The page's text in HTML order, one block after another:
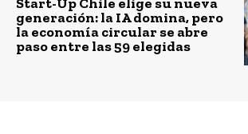
generación: la IA domina, pero
la economía circular se abre
paso entre las 59 elegidas